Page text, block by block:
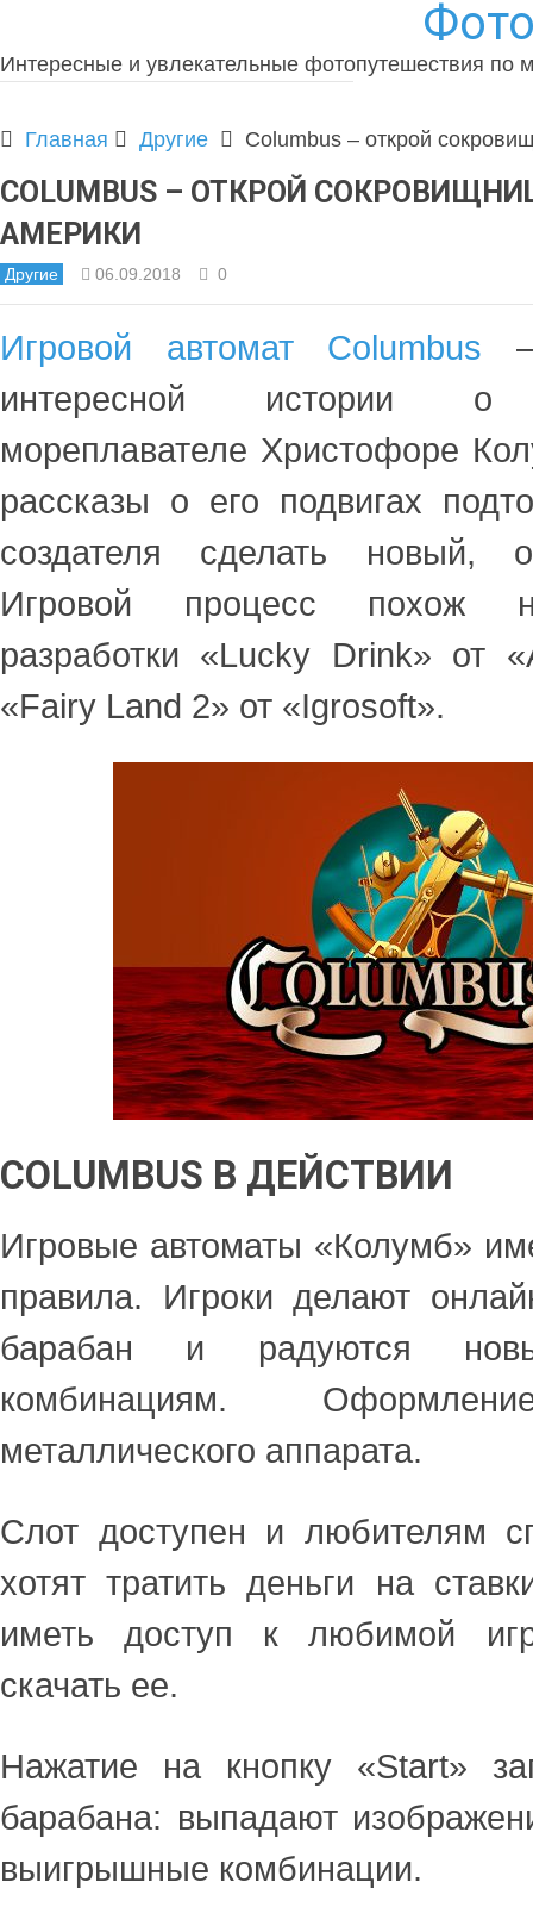
Интересные и увлекательные фотопутешествия по
Главная Другие Columbus – открой
COLUMBUS – ОТКРОЙ
АМЕРИКИ
Другие 06.09.2018 0
Игровой автомат Columbus –
интересной истории о
мореплавателе Христофоре
рассказы о его подвигах
создателя сделать новый,
Игровой процесс похож
разработки «Lucky Drink» от
«Fairy Land 2» от «Igrosoft».
COLUMBUS В ДЕЙСТВИИ
Игровые автоматы «Колумб»
правила. Игроки делают
барабан и радуются
комбинациям.
металлического аппарата.
Слот доступен и любителям
хотят тратить деньги на
иметь доступ к любимой
скачать ее.
Нажатие на кнопку «Start»
барабана: выпадают
выигрышные комбинации.